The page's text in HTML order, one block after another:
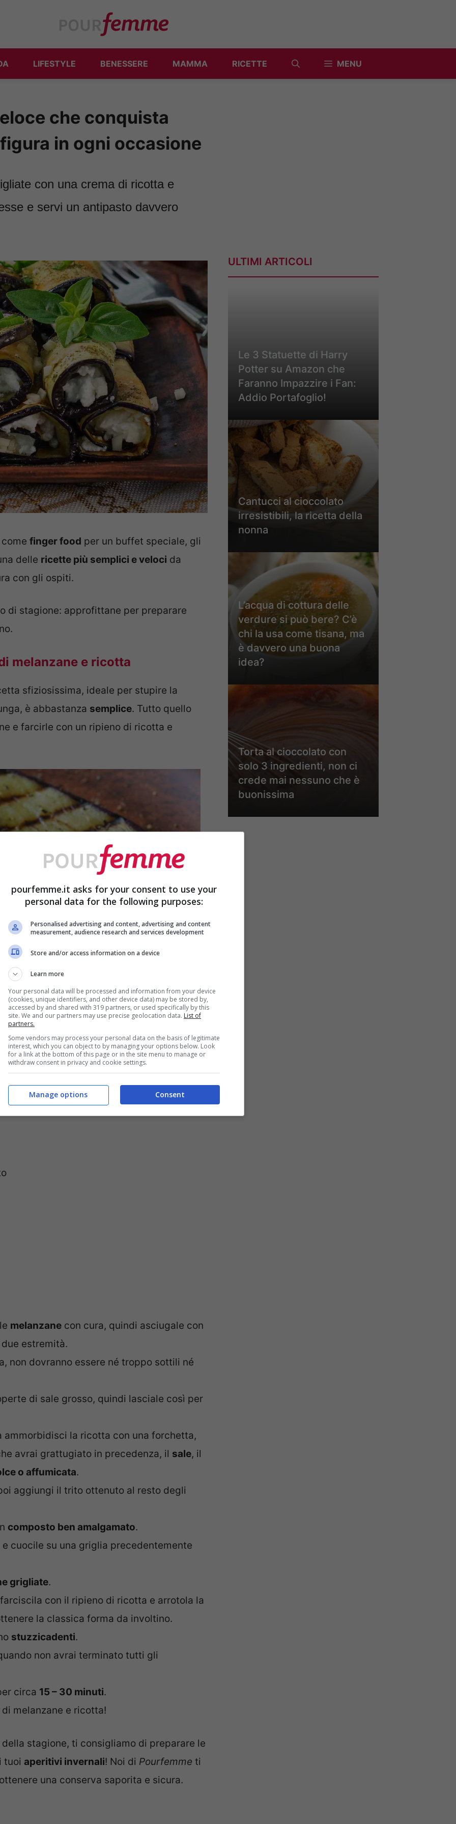
LIFESTYLE BENESSERE MAMMA RICETTE MENU
che conquista
in ogni occasione
con una crema di ricotta e
e servi un antipasto davvero
finger food per un buffet speciale, gli
delle ricette più semplici e veloci da
con gli ospiti.
di stagione: approfittane per preparare
melanzane e ricotta
sfiziosissima, ideale per stupire la
è abbastanza semplice. Tutto quello
e farcirle con un ripieno di ricotta e
per diverso tempo, così da ottenere un
melanzane con cura, quindi asciugale con
estremità.
non dovranno essere né troppo sottili né
di sale grosso, quindi lasciale così per
ammorbidisci la ricotta con una forchetta,
avrai grattugiato in precedenza, il sale, il
o affumicata.
aggiungi il trito ottenuto al resto degli
composto ben amalgamato.
cuocile su una griglia precedentemente
grigliate.
con il ripieno di ricotta e arrotola la
la classica forma da involtino.
stuzzicadenti.
non avrai terminato tutti gli
circa 15 – 30 minuti.
melanzane e ricotta!
stagione, ti consigliamo di preparare le
tuoi aperitivi invernali! Noi di Pourfemme ti
una conserva saporita e sicura.
ULTIMI ARTICOLI
Le 3 Statuette di Harry
Potter su Amazon che
Faranno Impazzire i Fan:
Addio Portafoglio!
Cantucci al cioccolato
irresistibili, la ricetta della
nonna
L’acqua di cottura delle
verdure si può bere? C’è
chi la usa come tisana, ma
è davvero una buona
idea?
Torta al cioccolato con
solo 3 ingredienti, non ci
crede mai nessuno che è
buonissima
pourfemme.it asks for your consent to use your
personal data for the following purposes:
Personalised advertising and content, advertising and content
measurement, audience research and services development
Store and/or access information on a device
Learn more
Your personal data will be processed and information from your device
(cookies, unique identifiers, and other device data) may be stored by,
accessed by and shared with 319 partners, or used specifically by this
site. We and our partners may use precise geolocation data. List of
partners.
Some vendors may process your personal data on the basis of legitimate
interest, which you can object to by managing your options below. Look
for a link at the bottom of this page or in the site menu to manage or
withdraw consent in privacy and cookie settings.
Consent
Manage options